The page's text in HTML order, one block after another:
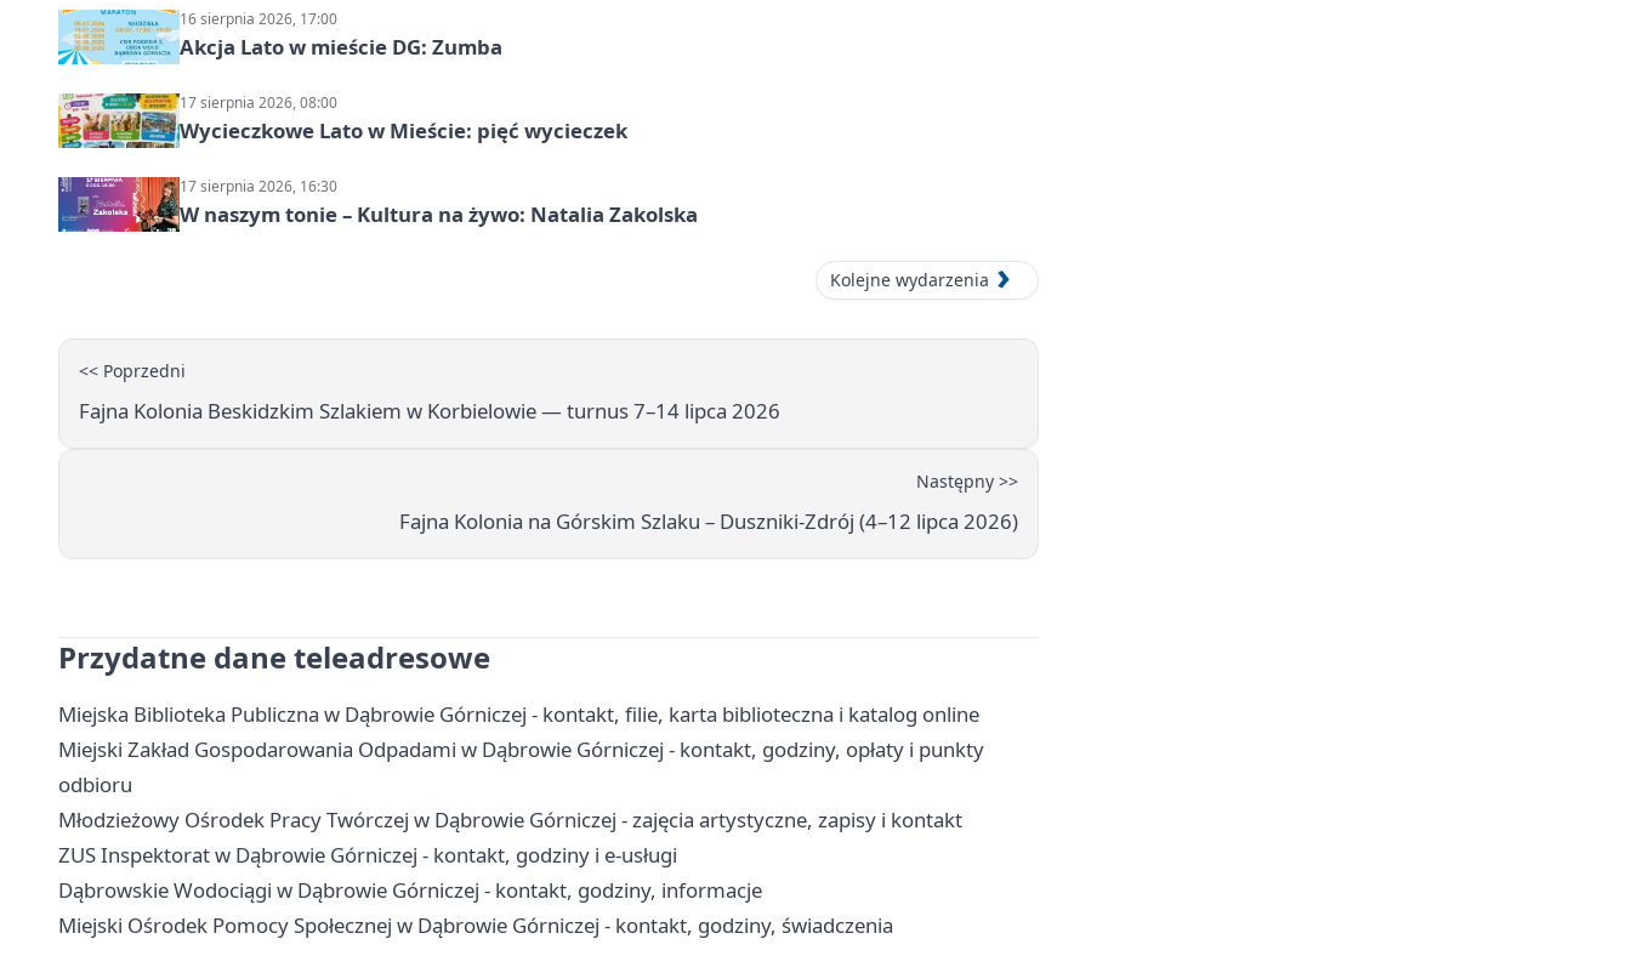
16 sierpnia 2026, 17:00
Akcja Lato w mieście DG: Zumba
17 sierpnia 2026, 08:00
Wycieczkowe Lato w Mieście: pięć wycieczek
17 sierpnia 2026, 16:30
W naszym tonie – Kultura na żywo: Natalia Zakolska
Kolejne wydarzenia
<< Poprzedni
Fajna Kolonia Beskidzkim Szlakiem w Korbielowie — turnus 7–14 lipca 2026
Następny >>
Fajna Kolonia na Górskim Szlaku – Duszniki-Zdrój (4–12 lipca 2026)
Przydatne dane teleadresowe
Miejska Biblioteka Publiczna w Dąbrowie Górniczej - kontakt, filie, karta biblioteczna i katalog online
Miejski Zakład Gospodarowania Odpadami w Dąbrowie Górniczej - kontakt, godziny, opłaty i punkty
odbioru
Młodzieżowy Ośrodek Pracy Twórczej w Dąbrowie Górniczej - zajęcia artystyczne, zapisy i kontakt
ZUS Inspektorat w Dąbrowie Górniczej - kontakt, godziny i e-usługi
Dąbrowskie Wodociągi w Dąbrowie Górniczej - kontakt, godziny, informacje
Miejski Ośrodek Pomocy Społecznej w Dąbrowie Górniczej - kontakt, godziny, świadczenia